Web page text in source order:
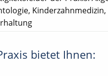
bietet Ihnen: